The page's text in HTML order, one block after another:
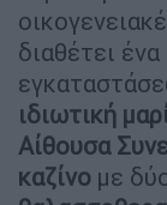
διαθέτει
ιδιωτική
Αίθουσα
καζίνο με